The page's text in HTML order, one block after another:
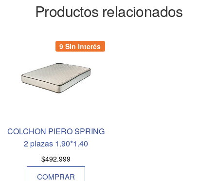
Productos relacionados
9 Sin Interés
COLCHON PIERO SPRING
2 plazas 1.90*1.40
$492.999
COMPRAR